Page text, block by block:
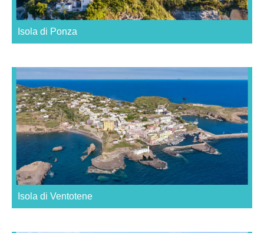
Isola di Ponza
Isola di Ventotene